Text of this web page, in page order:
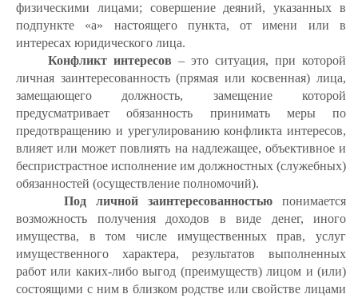
физическими лицами; совершение деяний, указанных в
подпункте «а» настоящего пункта, от имени или в
интересах юридического лица.
Конфликт интересов – это ситуация, при которой
личная заинтересованность (прямая или косвенная) лица,
замещающего должность, замещение которой
предусматривает обязанность принимать меры по
предотвращению и урегулированию конфликта интересов,
влияет или может повлиять на надлежащее, объективное и
беспристрастное исполнение им должностных (служебных)
обязанностей (осуществление полномочий).
Под личной заинтересованностью понимается
возможность получения доходов в виде денег, иного
имущества, в том числе имущественных прав, услуг
имущественного характера, результатов выполненных
работ или каких-либо выгод (преимуществ) лицом и (или)
состоящими с ним в близком родстве или свойстве лицами